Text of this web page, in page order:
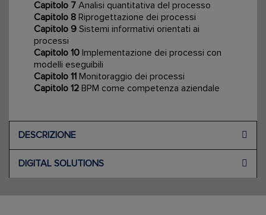
Capitolo 7 Analisi quantitativa del processo
Capitolo 8 Riprogettazione dei processi
Capitolo 9Sistemi informativi orientati ai
processi
Capitolo 10 Implementazione dei processi con
modelli eseguibili
Capitolo 11Monitoraggio dei processi
Capitolo 12BPM come competenza aziendale
DESCRIZIONE
DIGITAL SOLUTIONS